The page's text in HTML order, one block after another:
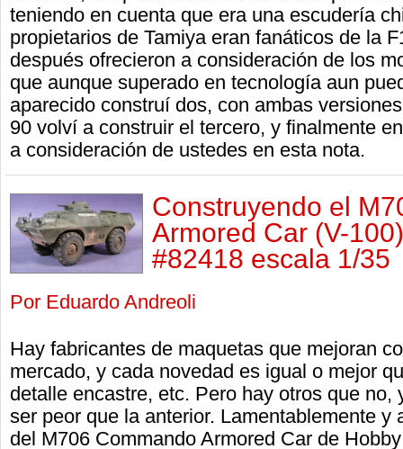
teniendo en cuenta que era una escudería
propietarios de Tamiya eran fanáticos de la
después ofrecieron a consideración de los
que aunque superado en tecnología aun
aparecido construí dos, con ambas
90 volví a construir el tercero, y finalmente
a consideración de ustedes en esta nota.
Construyendo el
Armored Car (V-
#82418 escala 1/35
Por Eduardo Andreoli
Hay fabricantes de maquetas que mejoran
mercado, y cada novedad es igual o mejor
detalle encastre, etc. Pero hay otros que no,
ser peor que la anterior. Lamentablemente y
del M706 Commando Armored Car de